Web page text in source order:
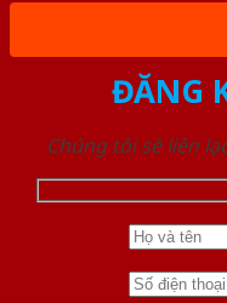
ĐĂNG
Chúng tôi sẽ liên